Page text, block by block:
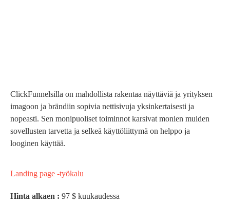
ClickFunnelsilla on mahdollista rakentaa näyttäviä ja yrityksen
imagoon ja brändiin sopivia nettisivuja yksinkertaisesti ja
nopeasti. Sen monipuoliset toiminnot karsivat monien muiden
sovellusten tarvetta ja selkeä käyttöliittymä on helppo ja
looginen käyttää.
Landing page -työkalu
Hinta alkaen : 97 $ kuukaudessa